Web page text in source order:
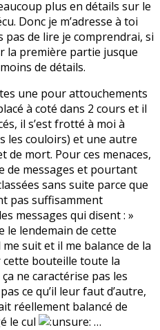
plus en détails sur le
Donc je m’adresse à toi
pas de lire je comprendrai, si
la première partie jusque
de détails.
une pour attouchements
à coté dans 2 cours et il
il s’est frotté à moi à
les couloirs) et une autre
de mort. Pour ces menaces,
de messages et pourtant
sans suite parce que
pas suffisamment
messages qui disent : »
lendemain de cette
suit et il me balance de la
cette bouteille toute la
ne caractérise pas les
ce qu’il leur faut d’autre,
réellement balancé de
le cul
…